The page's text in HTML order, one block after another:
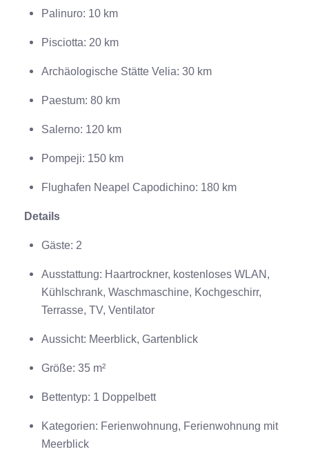
Palinuro: 10 km
Pisciotta: 20 km
Archäologische Stätte Velia: 30 km
Paestum: 80 km
Salerno: 120 km
Pompeji: 150 km
Flughafen Neapel Capodichino: 180 km
Details
Gäste: 2
Ausstattung: Haartrockner, kostenloses WLAN,
Kühlschrank, Waschmaschine, Kochgeschirr,
Terrasse, TV, Ventilator
Aussicht: Meerblick, Gartenblick
Größe: 35 m²
Bettentyp: 1 Doppelbett
Kategorien: Ferienwohnung, Ferienwohnung mit
Meerblick